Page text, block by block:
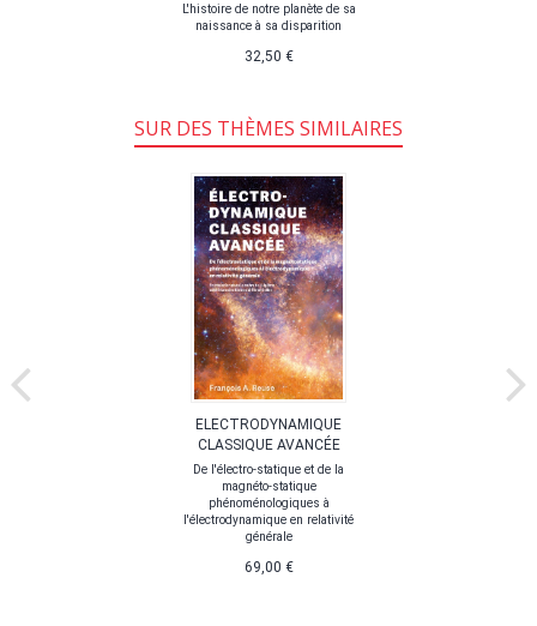
L'histoire de notre planète de sa
naissance à sa disparition
32,50 €
SUR DES THÈMES SIMILAIRES
ELECTRODYNAMIQUE
CLASSIQUE AVANCÉE
De l'électro-statique et de la
magnéto-statique
phénoménologiques à
l'électrodynamique en relativité
générale
69,00 €